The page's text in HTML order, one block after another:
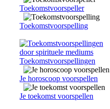
Toekomstvoorspeller
Toekomstvoorspelling
Toekomstvoorspellingen
Je horoscoop voorspellen
Je toekomst voorspellen